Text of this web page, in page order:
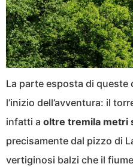
La parte esposta di queste
l’inizio dell’avventura: il
infatti a oltre tremila metri
precisamente dal pizzo di
vertiginosi balzi che il